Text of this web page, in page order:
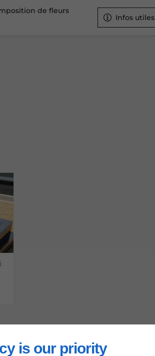
is our priority
de fleurs
Infos utiles